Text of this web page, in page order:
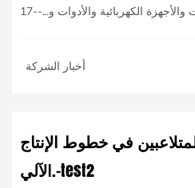
أخبار الشركة
في خطوط الإنتاج
الآلي.-test2